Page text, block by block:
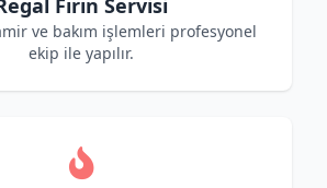
Fırın Servisi
ve bakım işlemleri profesyonel
ekip ile yapılır.